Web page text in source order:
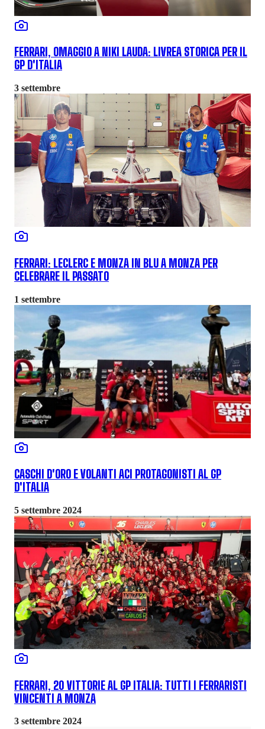
FERRARI, OMAGGIO A NIKI LAUDA: LIVREA STORICA PER IL
GP D'ITALIA
3 settembre
FERRARI: LECLERC E MONZA IN BLU A MONZA PER
CELEBRARE IL PASSATO
1 settembre
CASCHI D'ORO E VOLANTI ACI PROTAGONISTI AL GP
D'ITALIA
5 settembre 2024
FERRARI, 20 VITTORIE AL GP ITALIA: TUTTI I FERRARISTI
VINCENTI A MONZA
3 settembre 2024